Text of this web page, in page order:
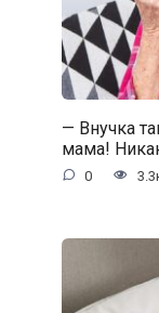
— Внучка
мама!
0